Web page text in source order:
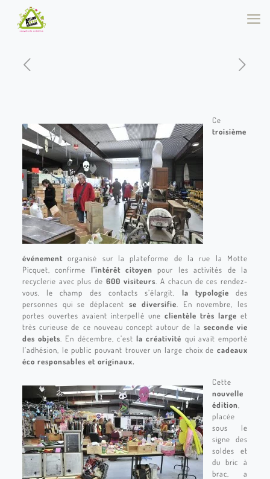
Ce
troisième
événementorganisé sur la plateforme de la rue la Motte
Picquet, confirme l’intérêt citoyen pour les activités de la
recyclerie avec plus de600 visiteurs . A chacun de ces rendez-
vous, le champ des contacts s’élargit, la typologie des
personnes qui se déplacent se diversifie . En novembre, les
portes ouvertes avaient interpellé uneclientèle très large et
très curieuse de ce nouveau concept autour de la seconde vie
des objets . En décembre, c’estla créativité qui avait emporté
l’adhésion, le public pouvant trouver un large choix decadeaux
éco responsables et originaux.
Cette
nouvelle
édition
placée
sous le
signe des
soldes et
du bric à
brac, a